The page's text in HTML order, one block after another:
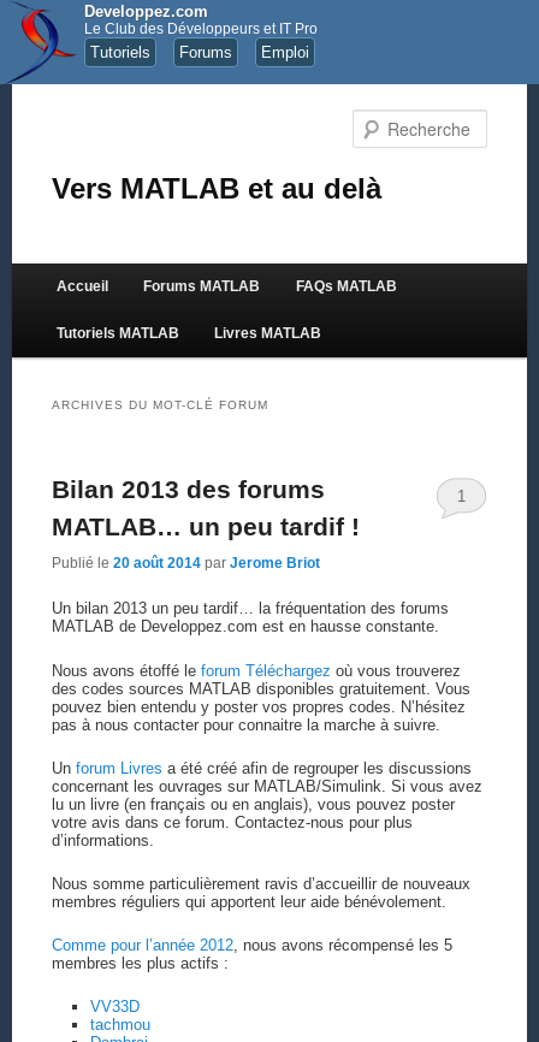
Developpez.com
Le Club des Développeurs et IT Pro
Tutoriels Forums Emploi
Vers MATLAB et au delà
Aller au contenu principal
Aller au contenu secondaire
Accueil Forums MATLAB FAQs MATLAB
Tutoriels MATLAB Livres MATLAB
ARCHIVES DU MOT-CLÉ FORUM
Bilan 2013 des forums
MATLAB… un peu tardif !
Publié le 20 août 2014 par Jerome Briot
1
Un bilan 2013 un peu tardif… la fréquentation des forums
MATLAB de Developpez.com est en hausse constante.
Nous avons étoffé le forum Téléchargez où vous trouverez
des codes sources MATLAB disponibles gratuitement. Vous
pouvez bien entendu y poster vos propres codes. N’hésitez
pas à nous contacter pour connaitre la marche à suivre.
Un forum Livres a été créé afin de regrouper les discussions
concernant les ouvrages sur MATLAB/Simulink. Si vous avez
lu un livre (en français ou en anglais), vous pouvez poster
votre avis dans ce forum. Contactez-nous pour plus
d’informations.
Nous somme particulièrement ravis d’accueillir de nouveaux
membres réguliers qui apportent leur aide bénévolement.
Comme pour l’année 2012, nous avons récompensé les 5
membres les plus actifs :
VV33D
tachmou